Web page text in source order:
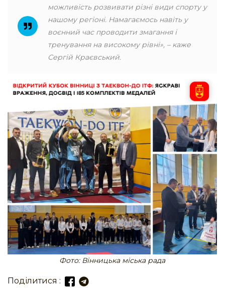
можливість розвивати різні види спорту у
нашому регіоні. Намагаємось навіть у
воєнний час проводити змагання і
тренування на високому рівні», – каже
Сергій Краєвський.
Фото: Вінницька міська рада
Поділитися :